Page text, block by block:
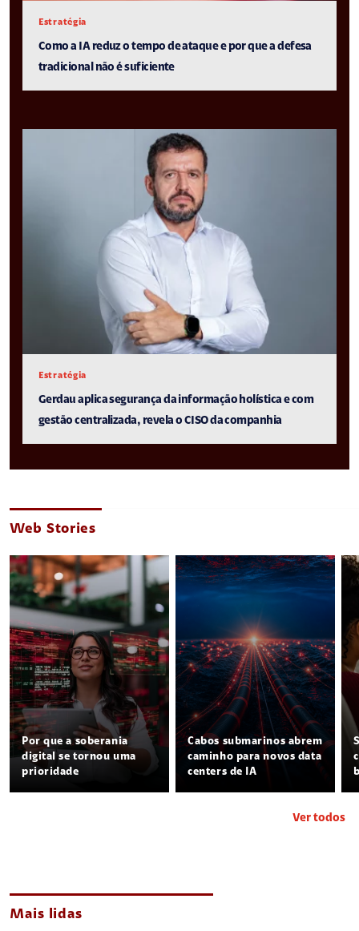
Estratégia
Como a IA reduz o tempo de ataque e por que a defesa
tradicional não é suficiente
Estratégia
Gerdau aplica segurança da informação holística e com
gestão centralizada, revela o CISO da companhia
Web Stories
Por que a soberania
digital se tornou uma
prioridade
Cabos submarinos abrem
caminho para novos data
centers de IA
Ver todos
Mais lidas